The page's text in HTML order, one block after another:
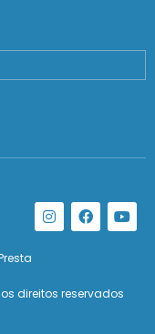
direitos reservados